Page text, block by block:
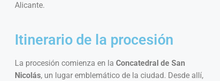
Alicante.
Itinerario de la procesión
La procesión comienza en la Concatedral de San
Nicolás, un lugar emblemático de la ciudad. Desde allí,